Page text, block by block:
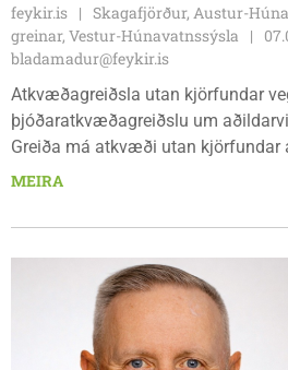
feykir.is
Skagafjörður, Austur-
greinar, Vestur-Húnavatnssýsla
bladamadur@feykir.is
Atkvæðagreiðsla utan kjörfundar
þjóðaratkvæðagreiðslu um
Greiða má atkvæði utan kjörfundar
umdæmisins sem hér segir: Blönduósi, aðalskrifstofu,
Sauðárkróki, sýsluskrifstofu,
vestra að Hvammstangabraut 5,
fimmtudaga kl. 10:00 - 14:00 og
Skagaströnd, stjórnsýsluhúsi að
mánudaga - fimmtudaga kl. 09:00 -
MEIRA